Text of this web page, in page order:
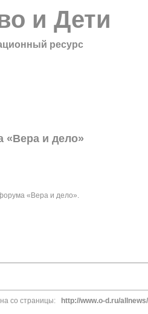
и Дети
ресурс
«Вера и дело»
«Вера и дело».
со страницы: http://www.o-d.ru/